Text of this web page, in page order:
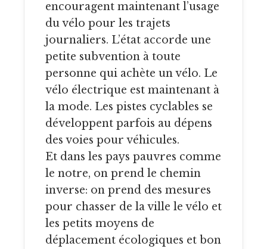
encouragent maintenant l’usage
du vélo pour les trajets
journaliers. L’état accorde une
petite subvention à toute
personne qui achète un vélo. Le
vélo électrique est maintenant à
la mode. Les pistes cyclables se
développent parfois au dépens
des voies pour véhicules.
Et dans les pays pauvres comme
le notre, on prend le chemin
inverse: on prend des mesures
pour chasser de la ville le vélo et
les petits moyens de
déplacement écologiques et bon